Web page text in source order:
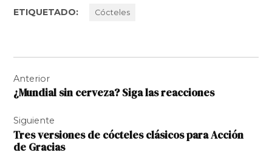
ETIQUETADO: Cócteles
de
entradas
Anterior
¿Mundial sin cerveza? Siga las reacciones
Siguiente
Tres versiones de cócteles clásicos para Acción
de Gracias